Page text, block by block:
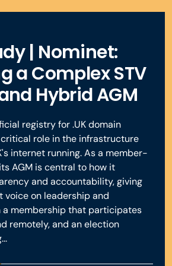
une démonstration
investisseurs.
En savoir plus
succès.
En savoir plus
| Nominet:
a Complex STV
Hybrid AGM
registry for .UK domain
role in the infrastructure
internet running. As a member-
AGM is central to how it
and accountability, giving
voice on leadership and
a membership that participates
remotely, and an election